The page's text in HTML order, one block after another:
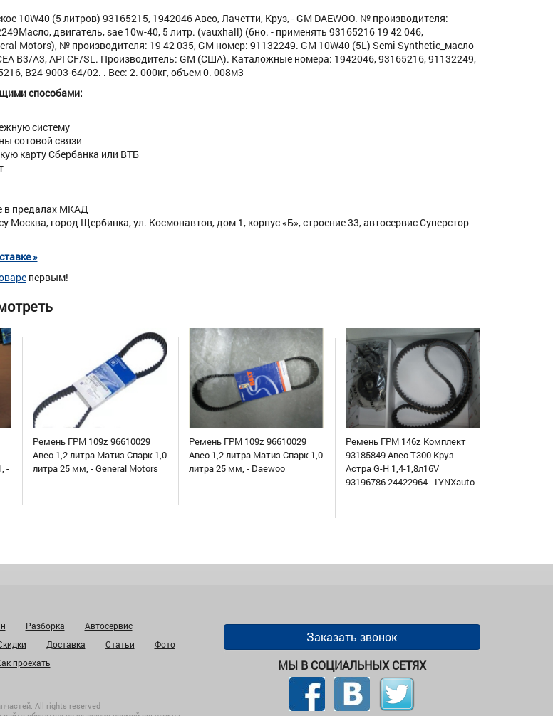
10W40 (5 литров) 93165215, 1942046 Авео, Лачетти, Круз, - GM DAEWOO. № производителя:
двигатель, sae 10w-40, 5 литр. (vauxhall) (бно. - применять 93165216 19 42 046,
Motors), № производителя: 19 42 035, GM номер: 91132249. GM 10W40 (5L) Semi Synthetic_масло
B3/A3, API CF/SL. Производитель: GM (США). Каталожные номера: 1942046, 93165216, 91132249,
B24-9003-64/02. . Вес: 2. 000кг, объем 0. 008м3
способами:
систему
сотовой связи
карту Сбербанка или ВТБ
в предалах МКАД
Москва, город Щербинка, ул. Космонавтов, дом 1, корпус «Б», строение 33, автосервис Суперстор
»
первым!
-
Ремень ГРМ 109z 96610029
Авео 1,2 литра Матиз Спарк 1,0
литра 25 мм, - General Motors
Ремень ГРМ 109z 96610029
Авео 1,2 литра Матиз Спарк 1,0
литра 25 мм, - Daewoo
Ремень ГРМ 146z Комплект
93185849 Авео Т300 Круз
Астра G-H 1,4-1,8л16V
93196786 24422964 - LYNXauto
Разборка
Автосервис
Доставка Статьи
Фото
проехать
All rights reserved
Заказать звонок
МЫ В СОЦИАЛЬНЫХ СЕТЯХ